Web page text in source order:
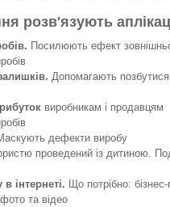
розв'язують
Посилюють ефект
Допомагають
виробникам і продавцям
дефекти виробу
проведений із дитиною.
в інтернеті. Що потрібно:
фото та відео